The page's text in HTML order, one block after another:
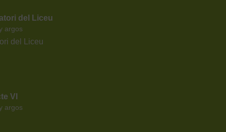
del Liceu
argos
del Liceu
VI
argos